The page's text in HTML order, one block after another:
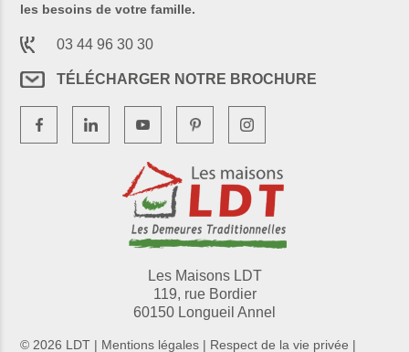
les besoins de votre famille.
03 44 96 30 30
TÉLÉCHARGER NOTRE BROCHURE
Les Maisons LDT
119, rue Bordier
60150 Longueil Annel
© 2026 LDT | Mentions légales | Respect de la vie privée |